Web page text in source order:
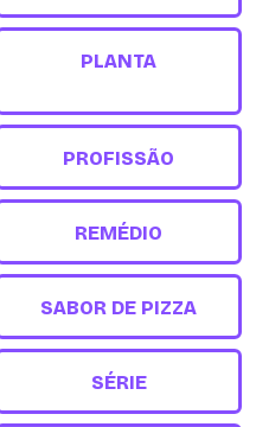
PLANTA
PROFISSÃO
REMÉDIO
SABOR DE PIZZA
SÉRIE